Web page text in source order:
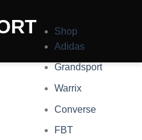
Shop
Adidas
Grandsport
Warrix
Converse
FBT